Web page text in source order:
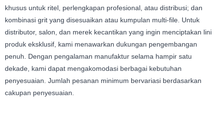
khusus untuk ritel, perlengkapan profesional, atau distribusi; dan
kombinasi grit yang disesuaikan atau kumpulan multi-file. Untuk
distributor, salon, dan merek kecantikan yang ingin menciptakan lini
produk eksklusif, kami menawarkan dukungan pengembangan
penuh. Dengan pengalaman manufaktur selama hampir satu
dekade, kami dapat mengakomodasi berbagai kebutuhan
penyesuaian. Jumlah pesanan minimum bervariasi berdasarkan
cakupan penyesuaian.